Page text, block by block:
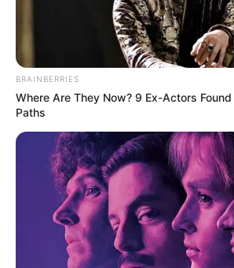
BRAINBERRIES
Where Are They Now? 9 Ex-Actors
Paths